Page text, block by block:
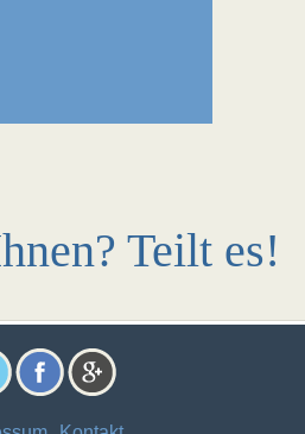
Teilt es!